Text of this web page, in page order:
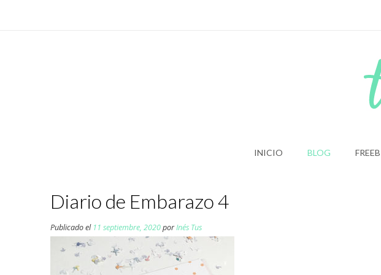
INICIO BLOG
Diario de Embarazo 4
Publicado el 11 septiembre, 2020porInés Tus